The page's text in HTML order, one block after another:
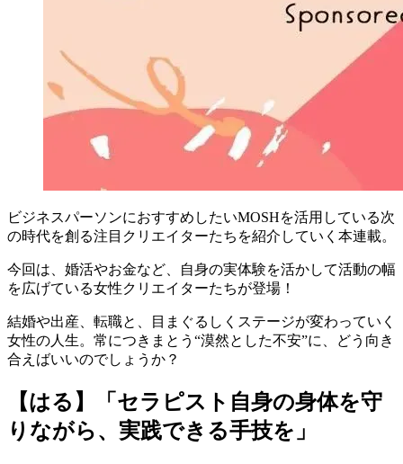
ビジネスパーソンにおすすめしたいMOSHを活用している次
の時代を創る注目クリエイターたちを紹介していく本連載。
今回は、婚活やお金など、
自身の実体験を活かして活動の幅
を広げている女性クリエイターたちが登場！
結婚や出産、転職と、目まぐるしくステージが変わっていく
女性の人生。常につきまとう“漠然とした不安”に、どう向き
合えばいいのでしょうか？
【はる】「セラピスト自身の身体を守
りながら、実践できる手技を」